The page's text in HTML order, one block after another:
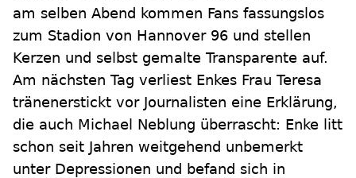
am selben Abend kommen Fans fassungslos
zum Stadion von Hannover 96 und stellen
Kerzen und selbst gemalte Transparente auf.
Am nächsten Tag verliest Enkes Frau Teresa
tränenerstickt vor Journalisten eine Erklärung,
die auch Michael Neblung überrascht: Enke litt
schon seit Jahren weitgehend unbemerkt
unter Depressionen und befand sich in